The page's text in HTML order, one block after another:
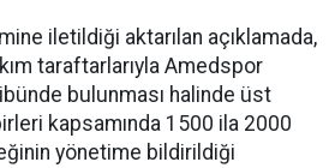
iletildiği aktarılan açıklamada,
taraftarlarıyla Amedspor
bulunması halinde üst
kapsamında 1500 ila 2000
yönetime bildirildiği